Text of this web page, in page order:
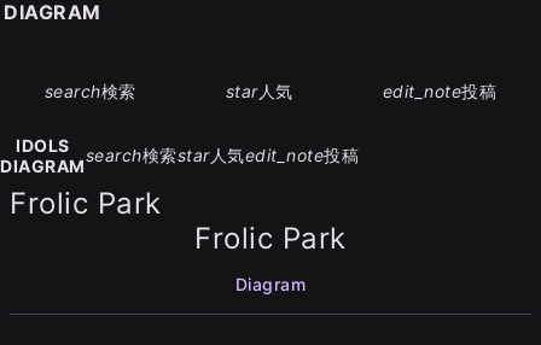
search検索 star人気 edit_note投稿
IDOLS
DIAGRAM
search検索star人気edit_note投稿
Frolic Park
Frolic Park
Diagram